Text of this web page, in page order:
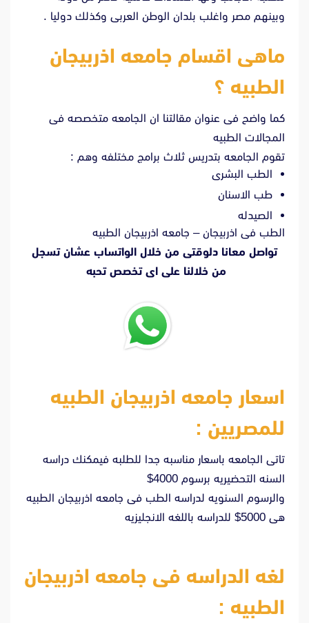
وبينهم مصر واغلب بلدان الوطن العربى وكذلك دوليا .
ماهى اقسام جامعه اذربيجان
الطبيه ؟
كما واضح فى عنوان مقالتنا ان الجامعه متخصصه فى
المجالات الطبيه
تقوم الجامعه بتدريس ثلاث برامج مختلفه وهم :
الطب البشرى
طب الاسنان
الصيدله
الطب فى اذربيجان – جامعه اذربيجان الطبيه
تواصل معانا دلوقتى من خلال الواتساب عشان تسجل
من خلالنا على اى تخصص تحبه
اسعار جامعه اذربيجان الطبيه
للمصريين :
تاتى الجامعه باسعار مناسبه جدا للطلبه فيمكنك دراسه
السنه التحضيريه برسوم 4000$
والرسوم السنويه لدراسه الطب فى جامعه اذربيجان الطبيه
هى 5000$ للدراسه باللغه الانجليزيه
لغه الدراسه فى جامعه اذربيجان
الطبيه :